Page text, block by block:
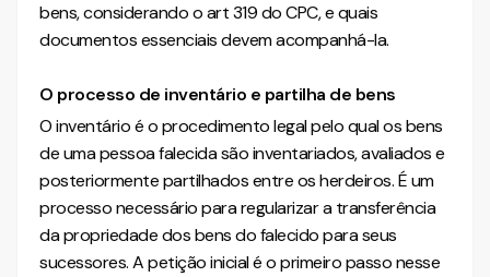
bens, considerando o art 319 do CPC, e quais
documentos essenciais devem acompanhá-la.
O processo de inventário e partilha de bens
O inventário é o procedimento legal pelo qual os bens
de uma pessoa falecida são inventariados, avaliados e
posteriormente partilhados entre os herdeiros. É um
processo necessário para regularizar a transferência
da propriedade dos bens do falecido para seus
sucessores. A petição inicial é o primeiro passo nesse